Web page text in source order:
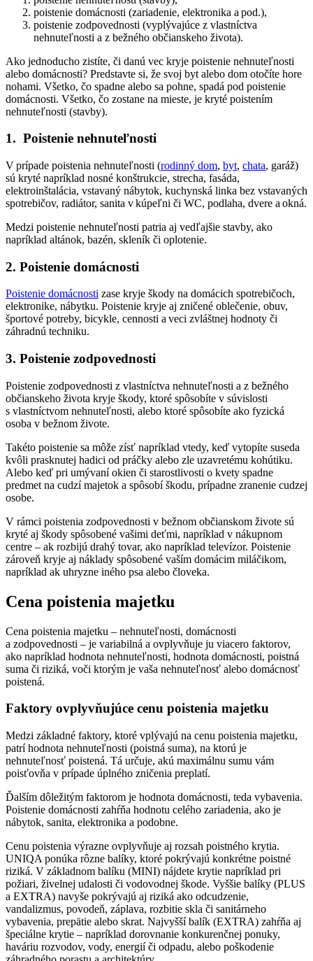
poistenie domácnosti (zariadenie, elektronika a pod.),
poistenie zodpovednosti (vyplývajúce z vlastníctva
nehnuteľnosti a z bežného občianskeho života).
Ako jednoducho zistíte, či danú vec kryje poistenie nehnuteľnosti
alebo domácnosti? Predstavte si, že svoj byt alebo dom otočíte hore
nohami. Všetko, čo spadne alebo sa pohne, spadá pod poistenie
domácnosti. Všetko, čo zostane na mieste, je kryté poistením
nehnuteľnosti (stavby).
1. Poistenie nehnuteľnosti
V prípade poistenia nehnuteľnosti (rodinný dom, byt, chata, garáž)
sú kryté napríklad nosné konštrukcie, strecha, fasáda,
elektroinštalácia, vstavaný nábytok, kuchynská linka bez vstavaných
spotrebičov, radiátor, sanita v kúpeľni či WC, podlaha, dvere a okná.
Medzi poistenie nehnuteľnosti patria aj vedľajšie stavby, ako
napríklad altánok, bazén, skleník či oplotenie.
2. Poistenie domácnosti
Poistenie domácnosti zase kryje škody na domácich spotrebičoch,
elektronike, nábytku. Poistenie kryje aj zničené oblečenie, obuv,
športové potreby, bicykle, cennosti a veci zvláštnej hodnoty či
záhradnú techniku.
3. Poistenie zodpovednosti
Poistenie zodpovednosti z vlastníctva nehnuteľnosti a z bežného
občianskeho života kryje škody, ktoré spôsobíte v súvislosti
s vlastníctvom nehnuteľnosti, alebo ktoré spôsobíte ako fyzická
osoba v bežnom živote.
Takéto poistenie sa môže zísť napríklad vtedy, keď vytopíte suseda
kvôli prasknutej hadici od práčky alebo zle uzavretému kohútiku.
Alebo keď pri umývaní okien či starostlivosti o kvety spadne
predmet na cudzí majetok a spôsobí škodu, prípadne zranenie cudzej
osobe.
V rámci poistenia zodpovednosti v bežnom občianskom živote sú
kryté aj škody spôsobené vašimi deťmi, napríklad v nákupnom
centre – ak rozbijú drahý tovar, ako napríklad televízor. Poistenie
zároveň kryje aj náklady spôsobené vaším domácim miláčikom,
napríklad ak uhryzne iného psa alebo človeka.
Cena poistenia majetku
Cena poistenia majetku – nehnuteľnosti, domácnosti
a zodpovednosti – je variabilná a ovplyvňuje ju viacero faktorov,
ako napríklad hodnota nehnuteľnosti, hodnota domácnosti, poistná
suma či riziká, voči ktorým je vaša nehnuteľnosť alebo domácnosť
poistená.
Faktory ovplyvňujúce cenu poistenia majetku
Medzi základné faktory, ktoré vplývajú na cenu poistenia majetku,
patrí hodnota nehnuteľnosti (poistná suma), na ktorú je
nehnuteľnosť poistená. Tá určuje, akú maximálnu sumu vám
poisťovňa v prípade úplného zničenia preplatí.
Ďalším dôležitým faktorom je hodnota domácnosti, teda vybavenia.
Poistenie domácnosti zahŕňa hodnotu celého zariadenia, ako je
nábytok, sanita, elektronika a podobne.
Cenu poistenia výrazne ovplyvňuje aj rozsah poistného krytia.
UNIQA ponúka rôzne balíky, ktoré pokrývajú konkrétne poistné
riziká. V základnom balíku (MINI) nájdete krytie napríklad pri
požiari, živelnej udalosti či vodovodnej škode. Vyššie balíky (PLUS
a EXTRA) navyše pokrývajú aj riziká ako odcudzenie,
vandalizmus, povodeň, záplava, rozbitie skla či sanitárneho
vybavenia, prepätie alebo skrat. Najvyšší balík (EXTRA) zahŕňa aj
špeciálne krytie – napríklad dorovnanie konkurenčnej ponuky,
haváriu rozvodov, vody, energií či odpadu, alebo poškodenie